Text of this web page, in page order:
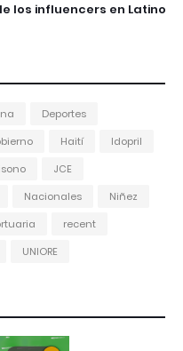
los influencers en Latino
Deportes
Haití
Idopril
JCE
Nacionales
Niñez
recent
UNIORE